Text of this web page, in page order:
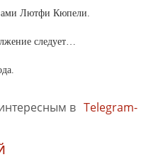
Лютфи Кюпели.
следует…
в Telegram-